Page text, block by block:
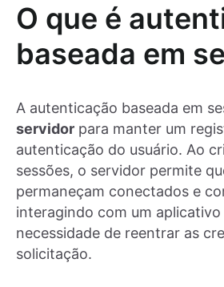
O que é
baseada em
A autenticação baseada em
servidor para manter um
autenticação do usuário. Ao
sessões, o servidor permite
permaneçam conectados e
interagindo com um aplicativo
necessidade de reentrar as
solicitação.